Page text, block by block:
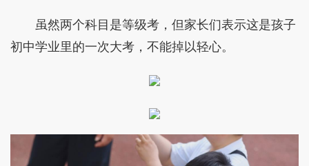
虽然两个科目是等级考，但家长们表示这是孩子
初中学业里的一次大考，不能掉以轻心。